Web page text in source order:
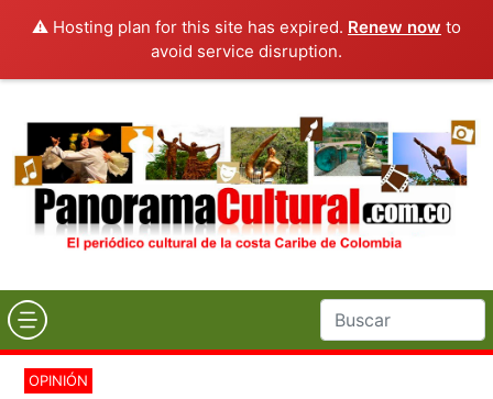
⚠️ Hosting plan for this site has expired. Renew now to
avoid service disruption.
OPINIÓN